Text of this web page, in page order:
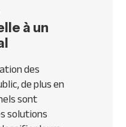
à un
des
de plus en
sont
solutions